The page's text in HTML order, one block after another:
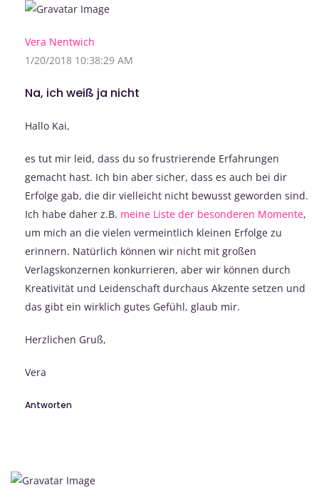
Vera Nentwich
1/20/2018 10:38:29 AM
Na, ich weiß ja nicht
Hallo Kai,
es tut mir leid, dass du so frustrierende Erfahrungen
gemacht hast. Ich bin aber sicher, dass es auch bei dir
Erfolge gab, die dir vielleicht nicht bewusst geworden sind.
Ich habe daher z.B. meine Liste der besonderen Momente,
um mich an die vielen vermeintlich kleinen Erfolge zu
erinnern. Natürlich können wir nicht mit großen
Verlagskonzernen konkurrieren, aber wir können durch
Kreativität und Leidenschaft durchaus Akzente setzen und
das gibt ein wirklich gutes Gefühl, glaub mir.
Herzlichen Gruß,
Vera
Antworten